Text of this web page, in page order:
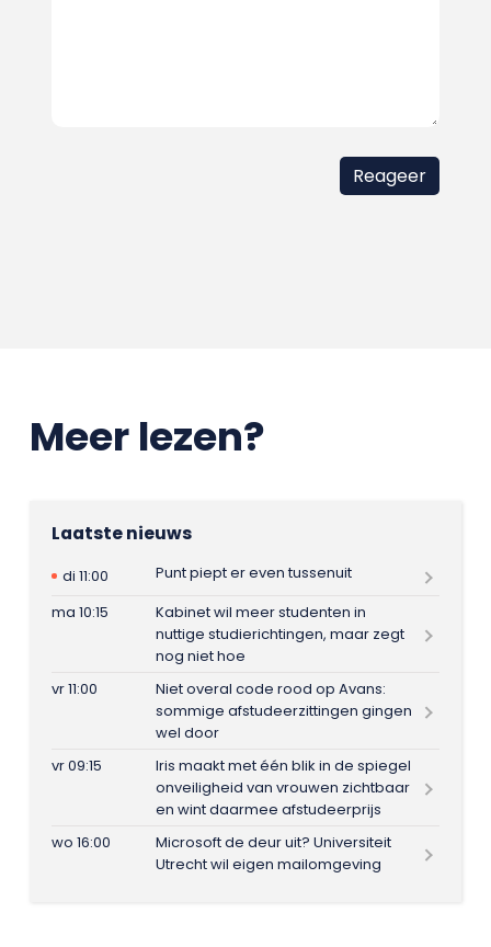
Meer lezen?
Laatste nieuws
di 11:00
Punt piept er even tussenuit
ma 10:15
Kabinet wil meer studenten in
nuttige studierichtingen, maar zegt
nog niet hoe
vr 11:00
Niet overal code rood op Avans:
sommige afstudeerzittingen gingen
wel door
vr 09:15
Iris maakt met één blik in de spiegel
onveiligheid van vrouwen zichtbaar
en wint daarmee afstudeerprijs
wo 16:00
Microsoft de deur uit? Universiteit
Utrecht wil eigen mailomgeving